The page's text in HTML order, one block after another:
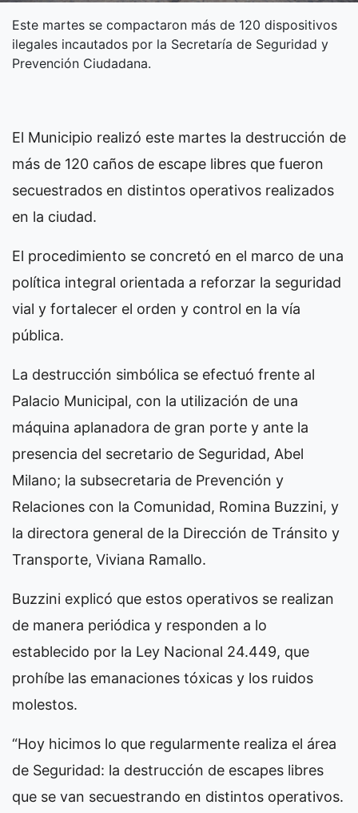
Este martes se compactaron más de 120 dispositivos
ilegales incautados por la Secretaría de Seguridad y
Prevención Ciudadana.
El Municipio realizó este martes la destrucción de
más de 120 caños de escape libres que fueron
secuestrados en distintos operativos realizados
en la ciudad.
El procedimiento se concretó en el marco de una
política integral orientada a reforzar la seguridad
vial y fortalecer el orden y control en la vía
pública.
La destrucción simbólica se efectuó frente al
Palacio Municipal, con la utilización de una
máquina aplanadora de gran porte y ante la
presencia del secretario de Seguridad, Abel
Milano; la subsecretaria de Prevención y
Relaciones con la Comunidad, Romina Buzzini, y
la directora general de la Dirección de Tránsito y
Transporte, Viviana Ramallo.
Buzzini explicó que estos operativos se realizan
de manera periódica y responden a lo
establecido por la Ley Nacional 24.449, que
prohíbe las emanaciones tóxicas y los ruidos
molestos.
“Hoy hicimos lo que regularmente realiza el área
de Seguridad: la destrucción de escapes libres
que se van secuestrando en distintos operativos.